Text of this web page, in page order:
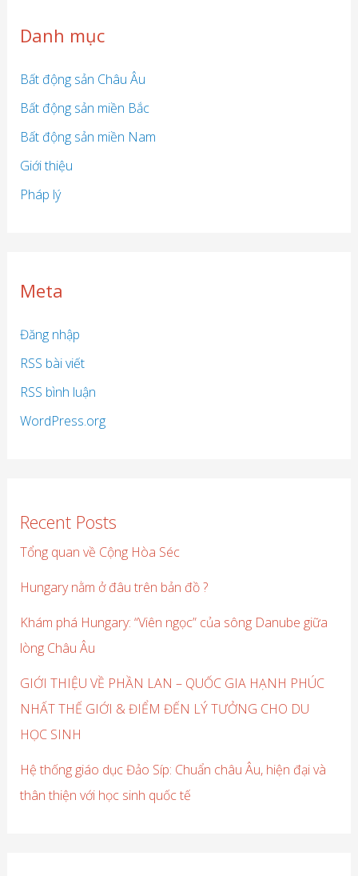
Danh mục
Bất động sản Châu Âu
Bất động sản miền Bắc
Bất động sản miền Nam
Giới thiệu
Pháp lý
Meta
Đăng nhập
RSS bài viết
RSS bình luận
WordPress.org
Recent Posts
Tổng quan về Cộng Hòa Séc
Hungary nằm ở đâu trên bản đồ ?
Khám phá Hungary: “Viên ngọc” của sông Danube giữa
lòng Châu Âu
GIỚI THIỆU VỀ PHẦN LAN – QUỐC GIA HẠNH PHÚC
NHẤT THẾ GIỚI & ĐIỂM ĐẾN LÝ TƯỞNG CHO DU
HỌC SINH
Hệ thống giáo dục Đảo Síp: Chuẩn châu Âu, hiện đại và
thân thiện với học sinh quốc tế